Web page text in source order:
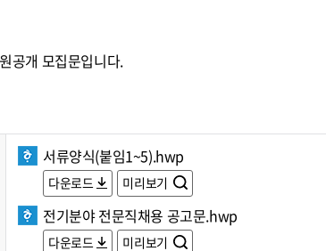
공개 모집문입니다.
서류양식(붙임1~5).hwp
다운로드 미리보기
전기분야 전문직채용 공고문.hwp
다운로드 미리보기